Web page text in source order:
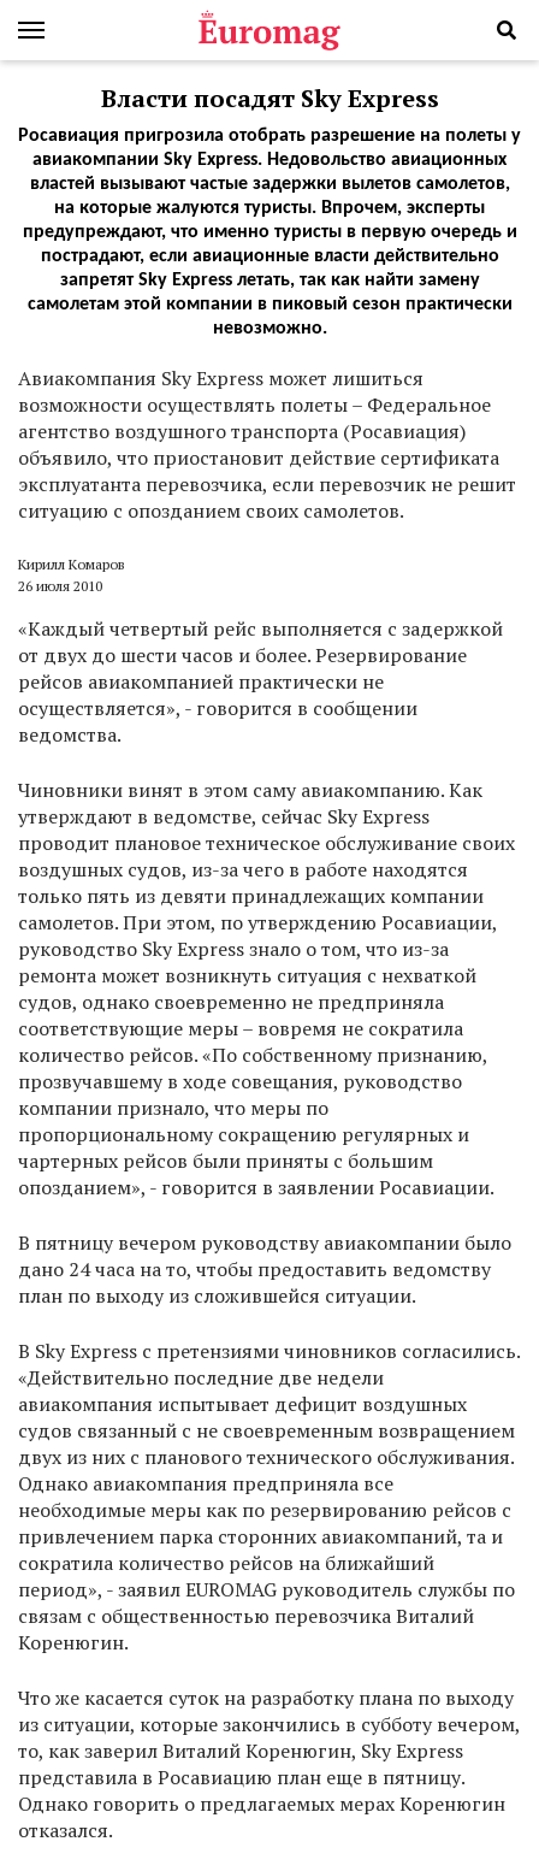
Власти посадят Sky Express
Росавиация пригрозила отобрать разрешение на полеты у
авиакомпании Sky Express. Недовольство авиационных
властей вызывают частые задержки вылетов самолетов,
на которые жалуются туристы. Впрочем, эксперты
предупреждают, что именно туристы в первую очередь и
пострадают, если авиационные власти действительно
запретят Sky Express летать, так как найти замену
самолетам этой компании в пиковый сезон практически
невозможно.
Авиакомпания Sky Express может лишиться
возможности осуществлять полеты – Федеральное
агентство воздушного транспорта (Росавиация)
объявило, что приостановит действие сертификата
эксплуатанта перевозчика, если перевозчик не решит
ситуацию с опозданием своих самолетов.
Кирилл Комаров
26 июля 2010
«Каждый четвертый рейс выполняется с задержкой
от двух до шести часов и более. Резервирование
рейсов авиакомпанией практически не
осуществляется», - говорится в сообщении
ведомства.
Чиновники винят в этом саму авиакомпанию. Как
утверждают в ведомстве, сейчас Sky Express
проводит плановое техническое обслуживание своих
воздушных судов, из-за чего в работе находятся
только пять из девяти принадлежащих компании
самолетов. При этом, по утверждению Росавиации,
руководство Sky Express знало о том, что из-за
ремонта может возникнуть ситуация с нехваткой
судов, однако своевременно не предприняла
соответствующие меры – вовремя не сократила
количество рейсов. «По собственному признанию,
прозвучавшему в ходе совещания, руководство
компании признало, что меры по
пропорциональному сокращению регулярных и
чартерных рейсов были приняты с большим
опозданием», - говорится в заявлении Росавиации.
В пятницу вечером руководству авиакомпании было
дано 24 часа на то, чтобы предоставить ведомству
план по выходу из сложившейся ситуации.
В Sky Express с претензиями чиновников согласились.
«Действительно последние две недели
авиакомпания испытывает дефицит воздушных
судов связанный с не своевременным возвращением
двух из них с планового технического обслуживания.
Однако авиакомпания предприняла все
необходимые меры как по резервированию рейсов с
привлечением парка сторонних авиакомпаний, та и
сократила количество рейсов на ближайший
период», - заявил EUROMAG руководитель службы по
связам с общественностью перевозчика Виталий
Коренюгин.
Что же касается суток на разработку плана по выходу
из ситуации, которые закончились в субботу вечером,
то, как заверил Виталий Коренюгин, Sky Express
представила в Росавиацию план еще в пятницу.
Однако говорить о предлагаемых мерах Коренюгин
отказался.